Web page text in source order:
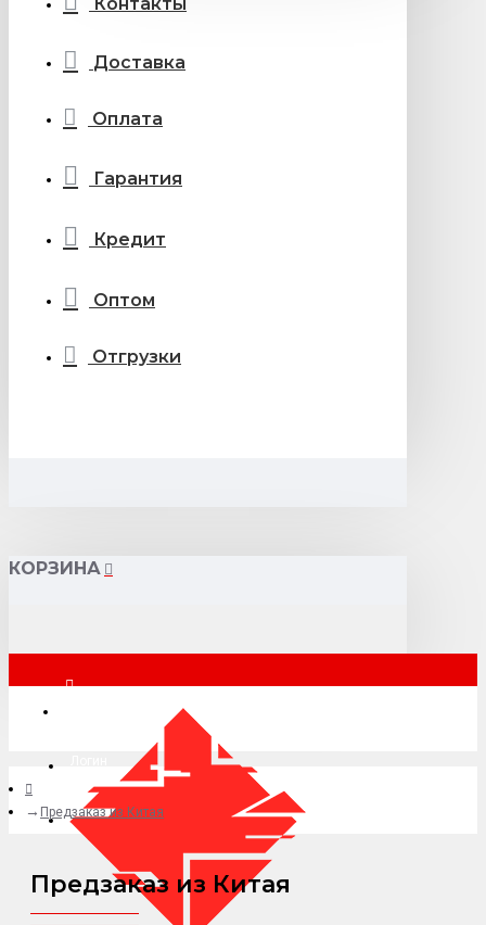
Доставка
Оплата
Гарантия
Кредит
Оптом
Отгрузки
КОРЗИНА
+7 (495) 015-41-41
Предзаказ из Китая
Предзаказ из Китая